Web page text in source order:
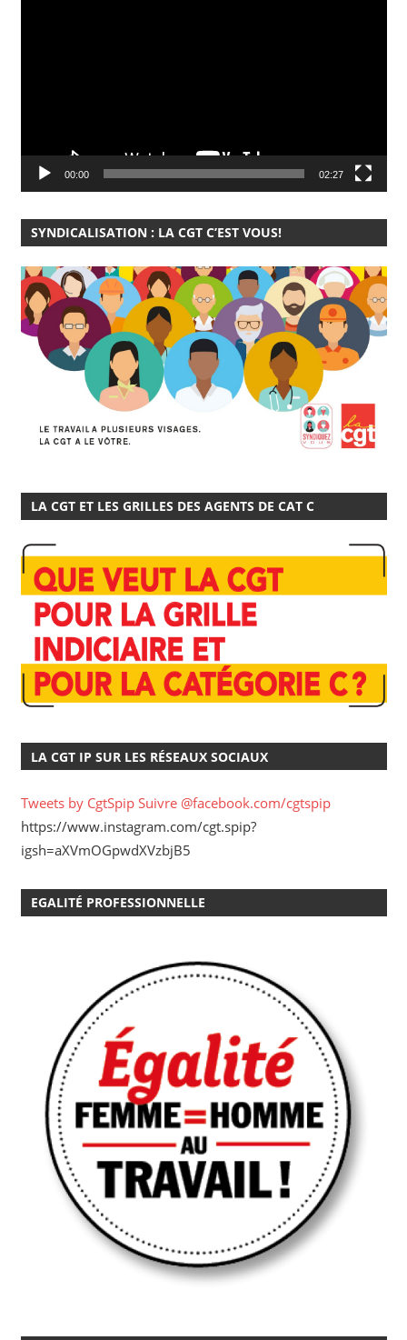
00:00 02:27
SYNDICALISATION : LA CGT C’EST VOUS!
LA CGT ET LES GRILLES DES AGENTS DE CAT C
LA CGT IP SUR LES RÉSEAUX SOCIAUX
Tweets by CgtSpip Suivre @facebook.com/cgtspip
https://www.instagram.com/cgt.spip?
igsh=aXVmOGpwdXVzbjB5
EGALITÉ PROFESSIONNELLE